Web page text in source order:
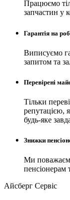
Працюємо
запчастин у
Гарантія на
Виписуємо
запитом та
Перевірені
Тільки
репутацією,
будь-яке
Знижки
Ми
пенсіонерам
Айсберг Сервіс